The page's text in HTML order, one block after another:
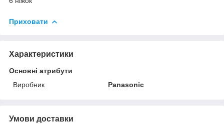
Приховати
Характеристики
Основні атрибути
Виробник
Panasonic
Умови доставки